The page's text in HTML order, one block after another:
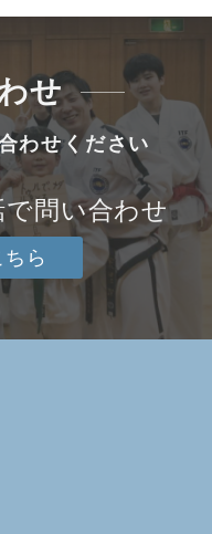
せ
わせください
問い合わせ
ら